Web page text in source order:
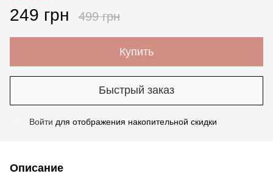
249 грн 499 грн
Купить
Быстрый заказ
Войти для отображения накопительной скидки
Описание